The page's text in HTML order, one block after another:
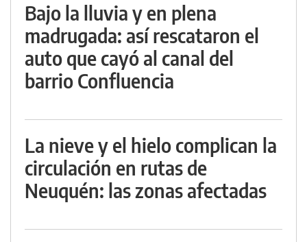
Bajo la lluvia y en plena
madrugada: así rescataron el
auto que cayó al canal del
barrio Confluencia
La nieve y el hielo complican la
circulación en rutas de
Neuquén: las zonas afectadas